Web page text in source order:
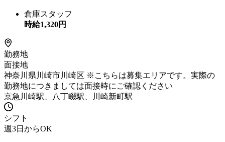
倉庫スタッフ
時給1,320円
勤務地
面接地
神奈川県川崎市川崎区 ※こちらは募集エリアです。実際の
勤務地につきましては面接時にご確認ください
京急川崎駅、八丁畷駅、川崎新町駅
シフト
週3日からOK